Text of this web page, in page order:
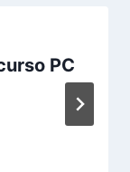
PC